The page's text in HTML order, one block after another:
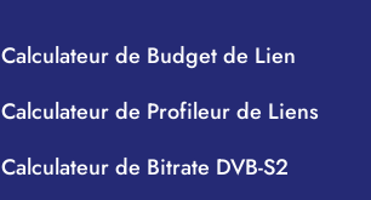
Calculateur de Budget de Lien
Calculateur de Profileur de Liens
Calculateur de Bitrate DVB-S2